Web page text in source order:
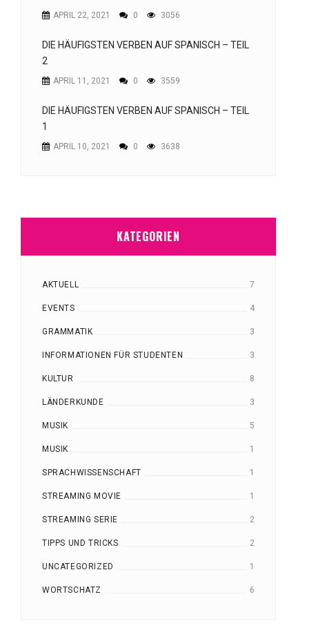
APRIL 22, 2021 0 3056
DIE HÄUFIGSTEN VERBEN AUF SPANISCH – TEIL
2
APRIL 11, 2021 0 3559
DIE HÄUFIGSTEN VERBEN AUF SPANISCH – TEIL
1
APRIL 10, 2021 0 3638
KATEGORIEN
AKTUELL 7
EVENTS 4
GRAMMATIK 3
INFORMATIONEN FÜR STUDENTEN 3
KULTUR 8
LÄNDERKUNDE 3
MUSIK 5
MUSIK 1
SPRACHWISSENSCHAFT 1
STREAMING MOVIE 1
STREAMING SERIE 2
TIPPS UND TRICKS 2
UNCATEGORIZED 1
WORTSCHATZ 6